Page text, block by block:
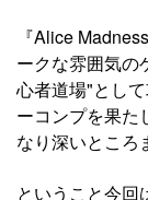
『Alice
ークな雰囲気の
心者道場"とし
ーコンプを果た
なり深いところ
ということ今回